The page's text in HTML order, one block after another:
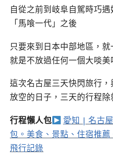
自從之前到岐阜自駕時巧
「馬喰一代」之後
只要來到日本中部地區，
就是不放過任何一個大啖美
這次名古屋三天快閃旅行
放空的日子，三天的行程
行程懶人包
愛知 | 名古
包。美食、景點、住宿推薦
飛行記錄